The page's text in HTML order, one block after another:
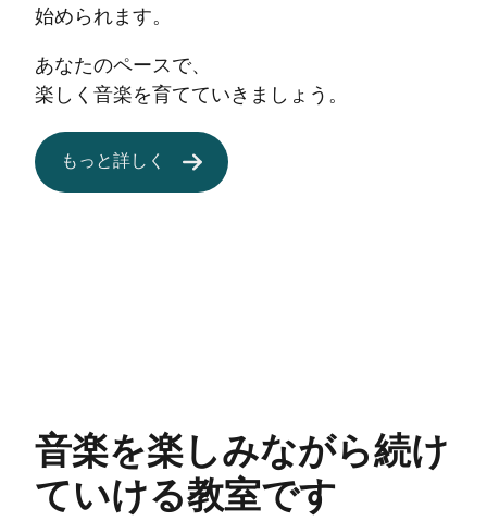
始められます。
あなたのペースで、
楽しく音楽を育てていきましょう。
もっと詳しく
音楽を楽しみながら続け
ていける教室です